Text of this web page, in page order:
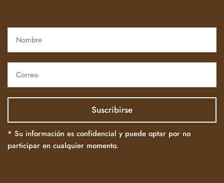
* Su información es confidencial y puede optar por no
participar en cualquier momento.